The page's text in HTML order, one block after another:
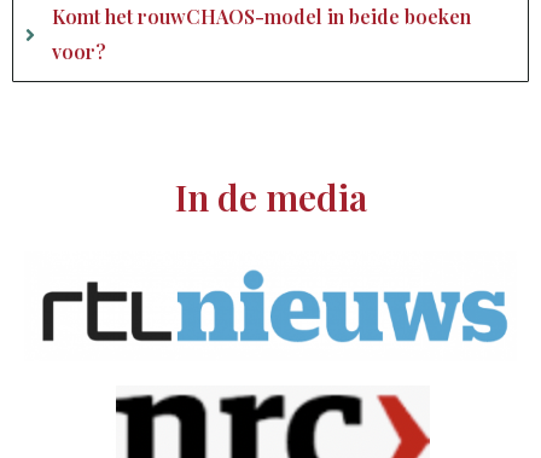
Komt het rouwCHAOS-model in beide boeken
voor?
In de media